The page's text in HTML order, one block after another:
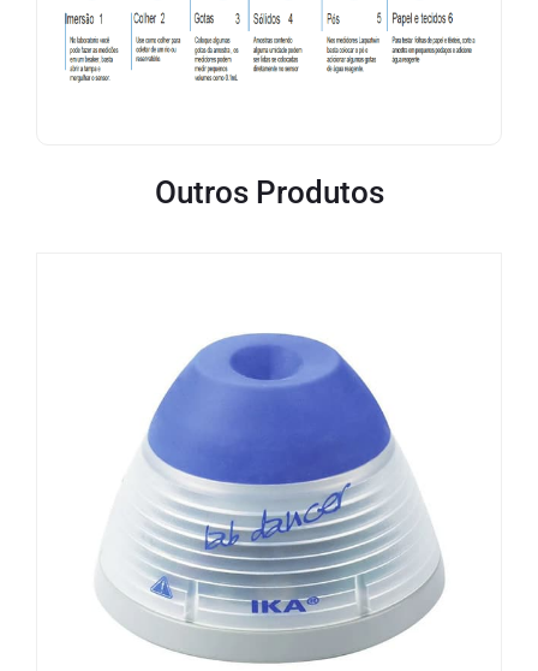
Outros Produtos